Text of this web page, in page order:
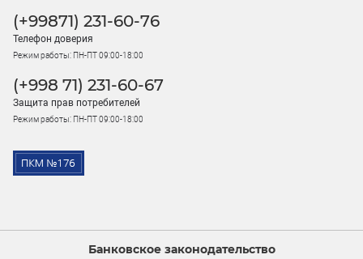
(+99871) 231-60-76
Телефон доверия
Режим работы: ПН-ПТ 09:00-18:00
(+998 71) 231-60-67
Защита прав потребителей
Режим работы: ПН-ПТ 09:00-18:00
Банковское законодательство